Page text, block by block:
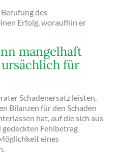
Berufung des
Erfolg, woraufhin er
mangelhaft
für
Schadenersatz leisten,
Bilanzen für den Schaden
hat, auf die sich aus
Fehlbetrag
eines